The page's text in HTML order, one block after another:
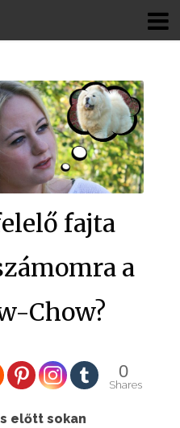
fajta
a
Chow?
0
Shares
előtt sokan